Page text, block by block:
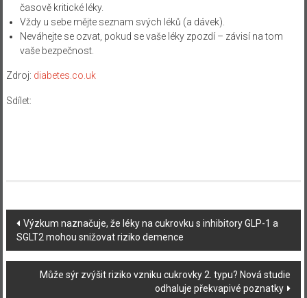
časově kritické léky.
Vždy u sebe mějte seznam svých léků (a dávek).
Neváhejte se ozvat, pokud se vaše léky zpozdí – závisí na tom
vaše bezpečnost.
Zdroj: diabetes.co.uk
Sdílet:
Navigace
příspěvku
Výzkum naznačuje, že léky na cukrovku s inhibitory GLP-1 a
SGLT2 mohou snižovat riziko demence
Může sýr zvýšit riziko vzniku cukrovky 2. typu? Nová studie
odhaluje překvapivé poznatky